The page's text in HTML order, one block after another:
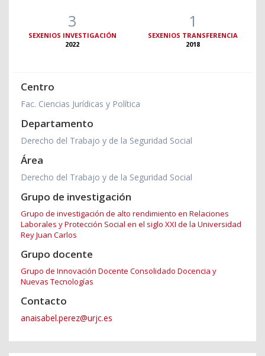
3
SEXENIOS INVESTIGACIÓN
2022
1
SEXENIOS TRANSFERENCIA
2018
Centro
Fac. Ciencias Jurídicas y Política
Departamento
Derecho del Trabajo y de la Seguridad Social
Área
Derecho del Trabajo y de la Seguridad Social
Grupo de investigación
Grupo de investigación de alto rendimiento en Relaciones
Laborales y Protección Social en el siglo XXI de la Universidad
Rey Juan Carlos
Grupo docente
Grupo de Innovación Docente Consolidado Docencia y
Nuevas Tecnologías
Contacto
anaisabel.perez@urjc.es